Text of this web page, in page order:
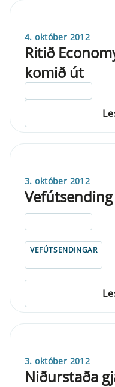
4. október 2012
Ritið
komið út
3. október 2012
VEFÚTSENDINGAR
3. október 2012
Niðurstaða